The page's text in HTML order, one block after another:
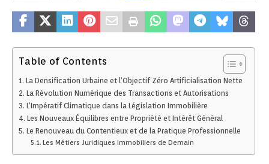
Table of Contents
La Densification Urbaine et l’Objectif Zéro Artificialisation Nette
La Révolution Numérique des Transactions et Autorisations
L’Impératif Climatique dans la Législation Immobilière
Les Nouveaux Équilibres entre Propriété et Intérêt Général
Le Renouveau du Contentieux et de la Pratique Professionnelle
Les Métiers Juridiques Immobiliers de Demain